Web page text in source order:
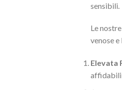
sensibili.
Le
venose
Elevata
affidabili